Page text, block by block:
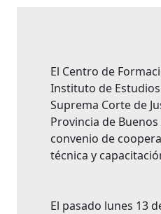
El Centro de
Instituto de Estudios
Suprema Corte de
Provincia de
convenio de
técnica y
El pasado lunes 13